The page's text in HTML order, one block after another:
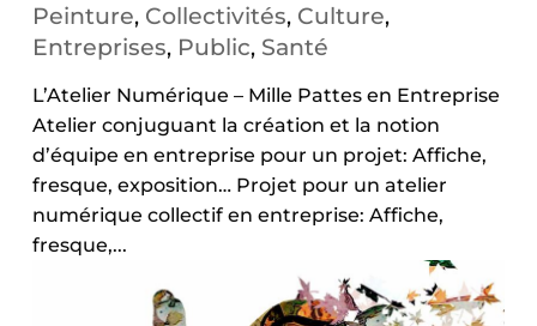
Peinture, Collectivités, Culture,
Entreprises, Public, Santé
L’Atelier Numérique – Mille Pattes en Entreprise
Atelier conjuguant la création et la notion
d’équipe en entreprise pour un projet: Affiche,
fresque, exposition… Projet pour un atelier
numérique collectif en entreprise: Affiche,
fresque,...